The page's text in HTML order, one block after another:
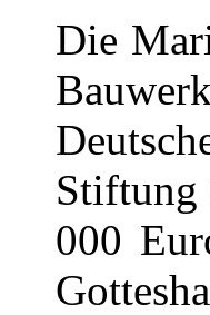
Die
Stiftung
000